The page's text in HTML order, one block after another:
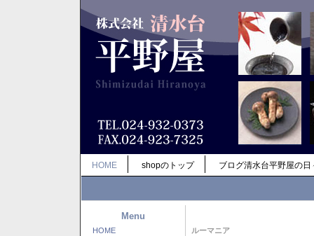
HOME shopのトップ ブログ清水台平野屋の日
Menu
HOME ルーマニア